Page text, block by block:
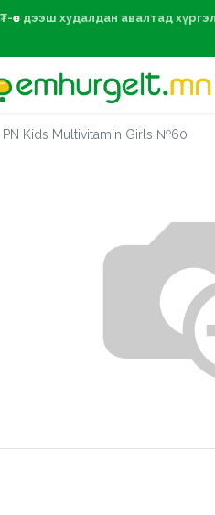
өөс
PN Kids Multivitamin Girls №60